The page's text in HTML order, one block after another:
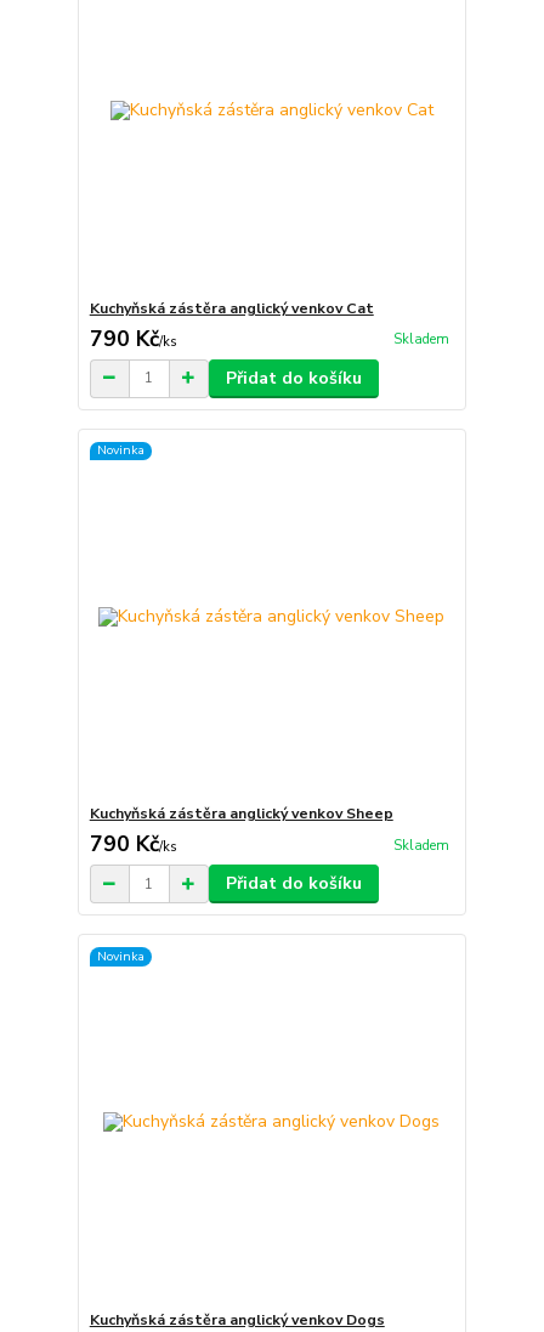
Kuchyňská zástěra anglický venkov Cat
790 Kč/ks Skladem
Přidat do košíku
Novinka
Kuchyňská zástěra anglický venkov Sheep
790 Kč/ks Skladem
Přidat do košíku
Novinka
Kuchyňská zástěra anglický venkov Dogs